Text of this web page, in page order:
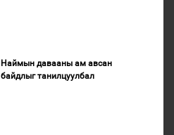
Наймын давааны ам авсан
байдлыг танилцуулбал